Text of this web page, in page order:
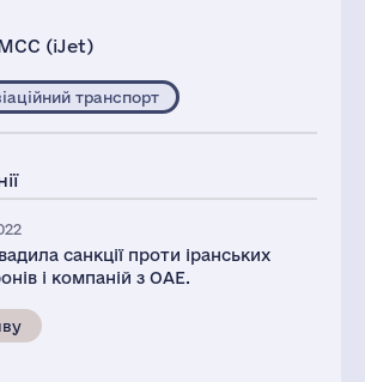
(iJet)
транспорт
санкції проти іранських
і компаній з ОАЕ.